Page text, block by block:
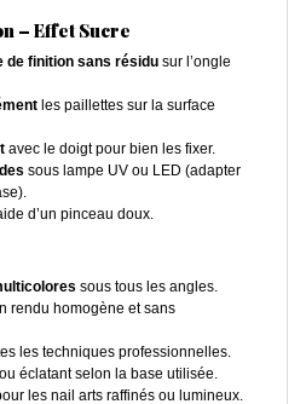
– Effet Sucre
de finition sans résidu sur l’ongle
les paillettes sur la surface
avec le doigt pour bien les fixer.
sous lampe UV ou LED (adapter
d’un pinceau doux.
sous tous les angles.
rendu homogène et sans
les techniques professionnelles.
éclatant selon la base utilisée.
les nail arts raffinés ou lumineux.